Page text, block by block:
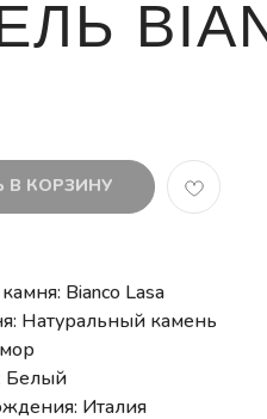
В КОРЗИНУ
Bianco Lasa
Натуральный камень
Белый
Италия